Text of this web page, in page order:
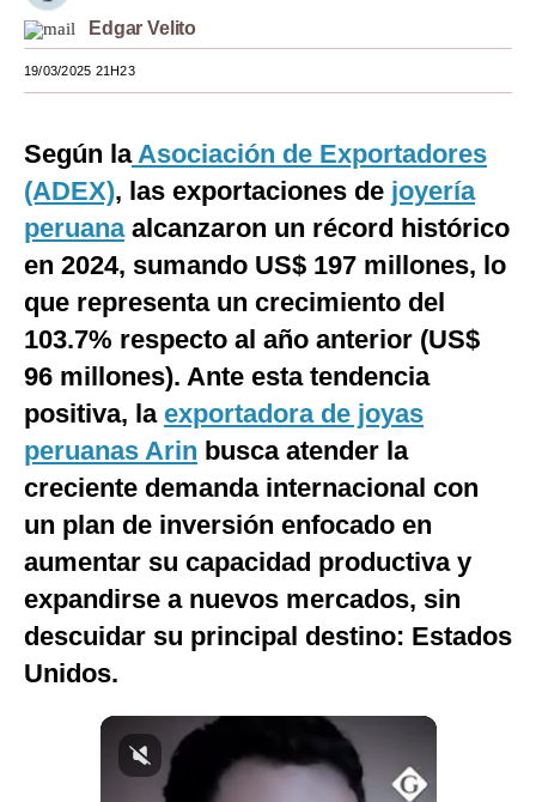
España
Internacional
Tecnología
Club del Suscriptor
Mix
Notas Contratadas
Podcast
Gestión TV
Videos
Fotogalerías
gestion.pe
¿quiénes
Condiciones
Edgar Velito
19/03/2025 21H23
Según laAsociación de Exportadores
(ADEX), las exportaciones de joyería
peruanaalcanzaron un récord histórico
en 2024, sumando US$ 197 millones, lo
que representa un crecimiento del
103.7% respecto al año anterior (US$
96 millones). Ante esta tendencia
positiva, la exportadora de joyas
peruanas Arin busca atender la
creciente demanda internacional con
un plan de inversión enfocado en
aumentar su capacidad productiva y
expandirse a nuevos mercados, sin
descuidar su principal destino: Estados
Unidos.